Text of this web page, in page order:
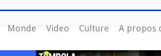
Monde Video Culture A propos